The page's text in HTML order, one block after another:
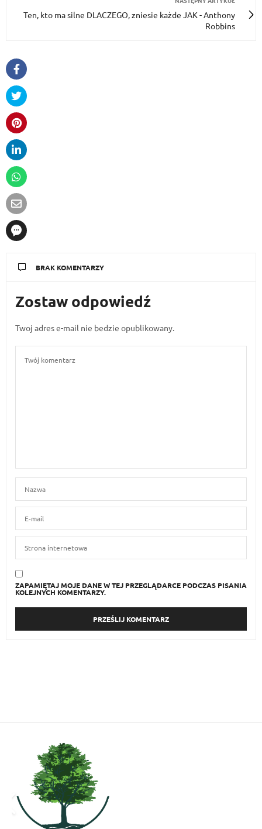
Ten, kto ma silne DLACZEGO, zniesie każde JAK - Anthony
Robbins
BRAK KOMENTARZY
Zostaw odpowiedź
Twoj adres e-mail nie bedzie opublikowany.
ZAPAMIĘTAJ MOJE DANE W TEJ PRZEGLĄDARCE PODCZAS PISANIA
KOLEJNYCH KOMENTARZY.